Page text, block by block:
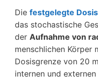
Die festgelegte Dosis
das stochastische
der Aufnahme von
menschlichen Körper
Dosisgrenze von 20
internen und